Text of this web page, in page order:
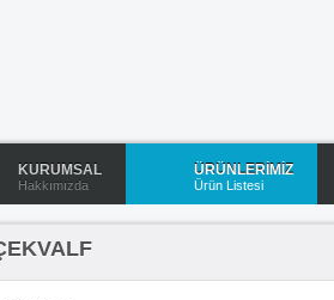
KURUMSAL
Hakkımızda
ÜRÜNLERİMİZ
Ürün Listesi